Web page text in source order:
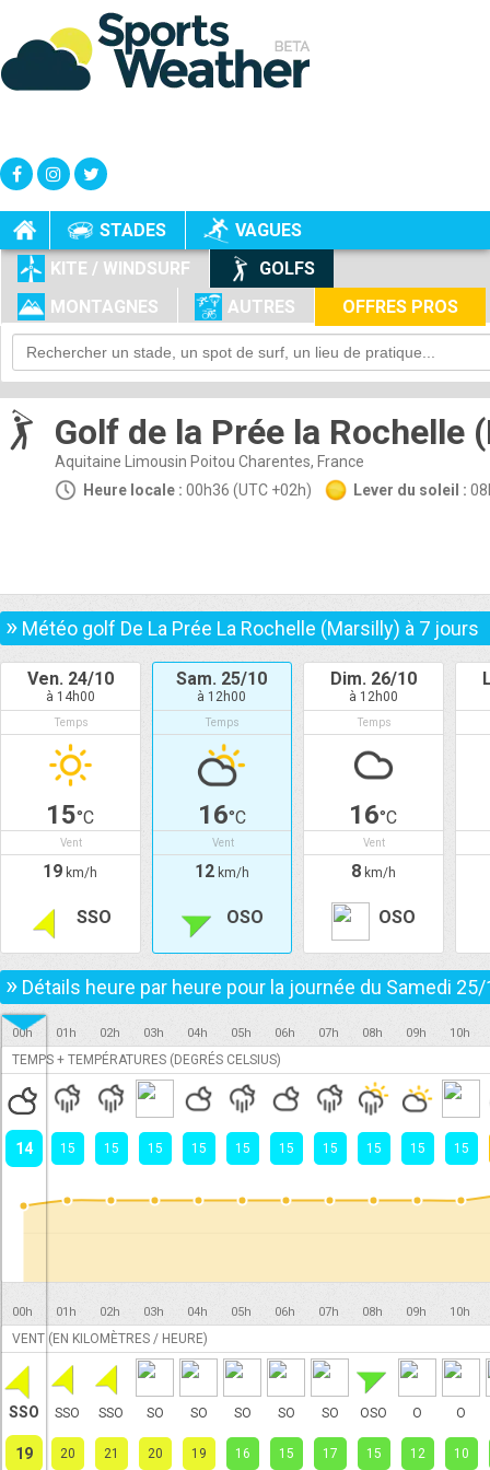
STADES
VAGUES
KITE / WINDSURF
GOLFS
MONTAGNES
AUTRES OFFRES PROS
+
-
Golf de la Prée la Rochelle
Aquitaine Limousin Poitou Charentes, France
Heure locale : 00h36 (UTC +02h) Lever du soleil :
» Météo golf De La Prée La Rochelle (Marsilly) à 7 jours
Ven. 24/10
à 14h00
Temps
15°C
Vent
19 km/h
SSO
Sam. 25/10
à 12h00
Temps
16°C
Vent
12km/h
OSO
Dim. 26/10
à 12h00
Temps
16°C
Vent
8km/h
OSO
» Détails heure par heure pour la journée du Samedi 25/
00h 01h 02h 03h 04h 05h 06h 07h 08h 09h 10h
TEMPS + TEMPÉRATURES (DEGRÉS CELSIUS)
14 15 15 15 15 15 15 15 15 15 15
00h 01h 02h 03h 04h 05h 06h 07h 08h 09h 10h
VENT (EN KILOMÈTRES / HEURE)
SSO SSO SSO SO SO SO SO SO OSO O O
19 20 21 20 19 16 15 17 15 12 10